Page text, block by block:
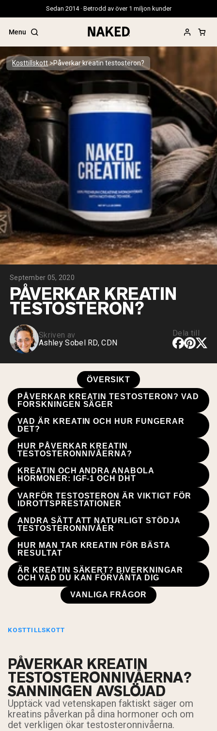
Sedan 2014 · Betrodd av över 1 miljon kunder
Menu
Populära söktermer
”Protein Powder“
”Overnight Oats“
”Vegan protein“
”Collagen“
”Micellar Casein“
PROTEIN POWDERSBest Seller
Ärtprotein
Gräsbetat vassleproteinpulver
Kollagenpeptider
Choklad Gräsbetad Vassle
Vanilj gräsbetat vassle
Gräsbetat vassleprotein
Shop All Protein Powders
VEGAN PROTEIN
Ärtprotein
Shop All Vegan Protein
Kosttillskott Påverkar kreatin testosteron?
September 05, 2020
PÅVERKAR KREATIN
TESTOSTERON?
Skriven av
Ashley Sobel RD, CDN
Dela till
ÖVERSIKT
PÅVERKAR KREATIN TESTOSTERON? VAD
FORSKNINGEN SÄGER
VAD ÄR KREATIN OCH HUR FUNGERAR
DET?
HUR PÅVERKAR KREATIN
TESTOSTERONNIVÅERNA?
KREATIN OCH ANDRA ANABOLA
HORMONER: IGF-1 OCH DHT
VARFÖR TESTOSTERON ÄR VIKTIGT FÖR
IDROTTSPRESTATIONER
ANDRA SÄTT ATT NATURLIGT STÖDJA
TESTOSTERONNIVÅER
HUR MAN TAR KREATIN FÖR BÄSTA
RESULTAT
ÄR KREATIN SÄKERT? BIVERKNINGAR
OCH VAD DU KAN FÖRVÄNTA DIG
VANLIGA FRÅGOR
KOSTTILLSKOTT
PÅVERKAR KREATIN
TESTOSTERONNIVÅERNA?
SANNINGEN AVSLÖJAD
Upptäck vad vetenskapen faktiskt säger om
kreatins påverkan på dina hormoner och om
det verkligen ökar testosteronnivåerna.